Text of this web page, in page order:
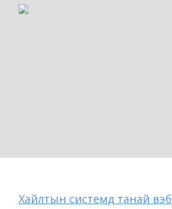
Хайлтын системд танай вэб